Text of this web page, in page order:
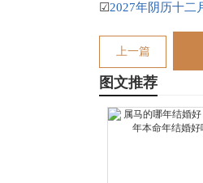
☑
上一篇
图文推荐